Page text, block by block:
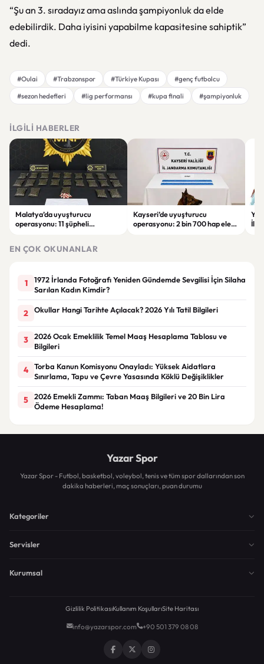
“Şu an 3. sıradayız ama aslında şampiyonluk da elde
edebilirdik. Daha iyisini yapabilme kapasitesine sahiptik”
dedi.
#Oulai #Trabzonspor #Türkiye Kupası
#genç futbolcu
#sezon hedefleri
#lig performansı #kupa finali #şampiyonluk
İLGILI HABERLER
Malatya’da uyuşturucu
operasyonu: 11 şüpheli
Kayseri’de uyuşturucu
operasyonu: 2 bin 700 hap ele
EN ÇOK OKUNANLAR
1
1972 İrlanda Fotoğrafı Yeniden Gündemde Sevgilisi İçin Silaha
Sarılan Kadın Kimdir?
2 Okullar Hangi Tarihte Açılacak? 2026 Yılı Tatil Bilgileri
3
2026 Ocak Emeklilik Temel Maaş Hesaplama Tablosu ve
Bilgileri
4
Torba Kanun Komisyonu Onayladı: Yüksek Aidatlara
Sınırlama, Tapu ve Çevre Yasasında Köklü Değişiklikler
5
2026 Emekli Zammı: Taban Maaş Bilgileri ve 20 Bin Lira
Ödeme Hesaplama!
Yazar Spor
Yazar Spor - Futbol, basketbol, voleybol, tenis ve tüm spor dallarından son
dakika haberleri, maç sonuçları, puan durumu
Kategoriler
Servisler
Kurumsal
Gizlilik PolitikasıKullanım KoşullarıSite Haritası
info@yazarspor.com +90 501 379 08 08